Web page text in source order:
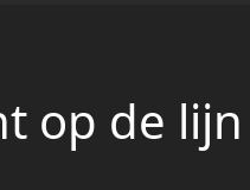
op de lijn